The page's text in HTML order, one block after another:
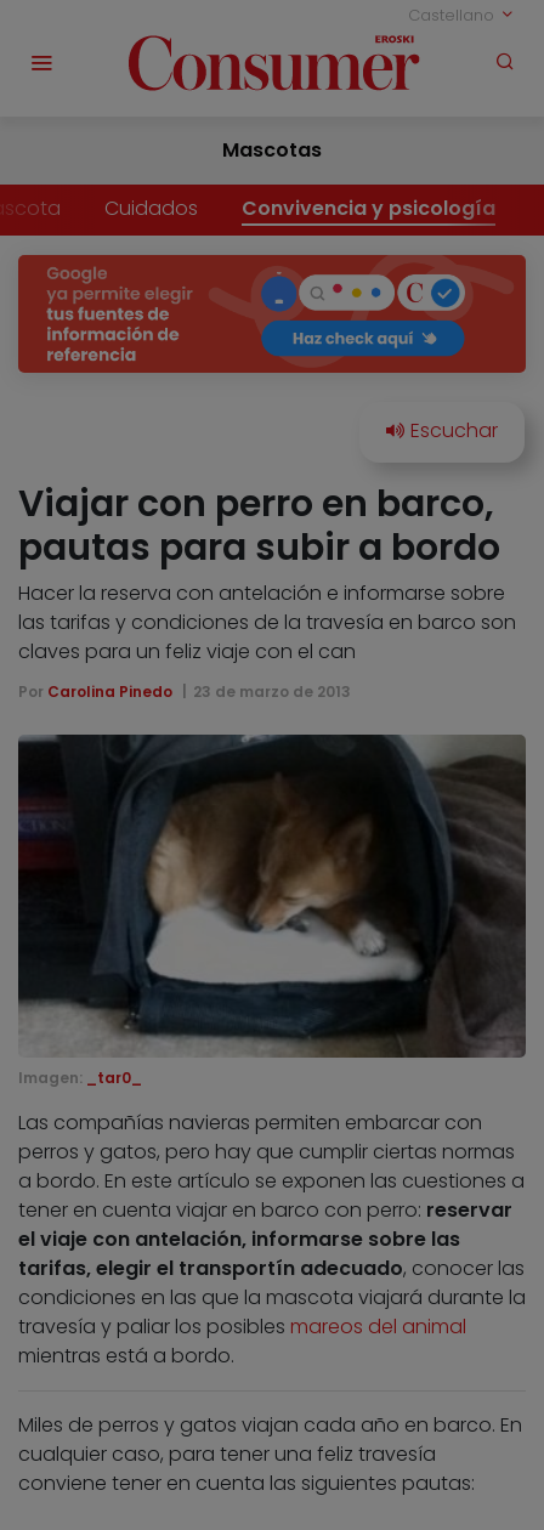
Castellano
Mascotas
Cuidados Convivencia y psicología
Viajar con perro en barco,
pautas para subir a bordo
Hacer la reserva con antelación e informarse sobre
las tarifas y condiciones de la travesía en barco son
claves para un feliz viaje con el can
Por Carolina Pinedo 23 de marzo de 2013
Imagen: _tar0_
Las compañías navieras permiten embarcar con
perros y gatos, pero hay que cumplir ciertas normas
a bordo. En este artículo se exponen las cuestiones a
tener en cuenta viajar en barco con perro: reservar
el viaje con antelación, informarse sobre las
tarifas, elegir el transportín adecuado, conocer las
condiciones en las que la mascota viajará durante la
travesía y paliar los posibles mareos del animal
mientras está a bordo.
Miles de perros y gatos viajan cada año en barco. En
cualquier caso, para tener una feliz travesía
conviene tener en cuenta las siguientes pautas: